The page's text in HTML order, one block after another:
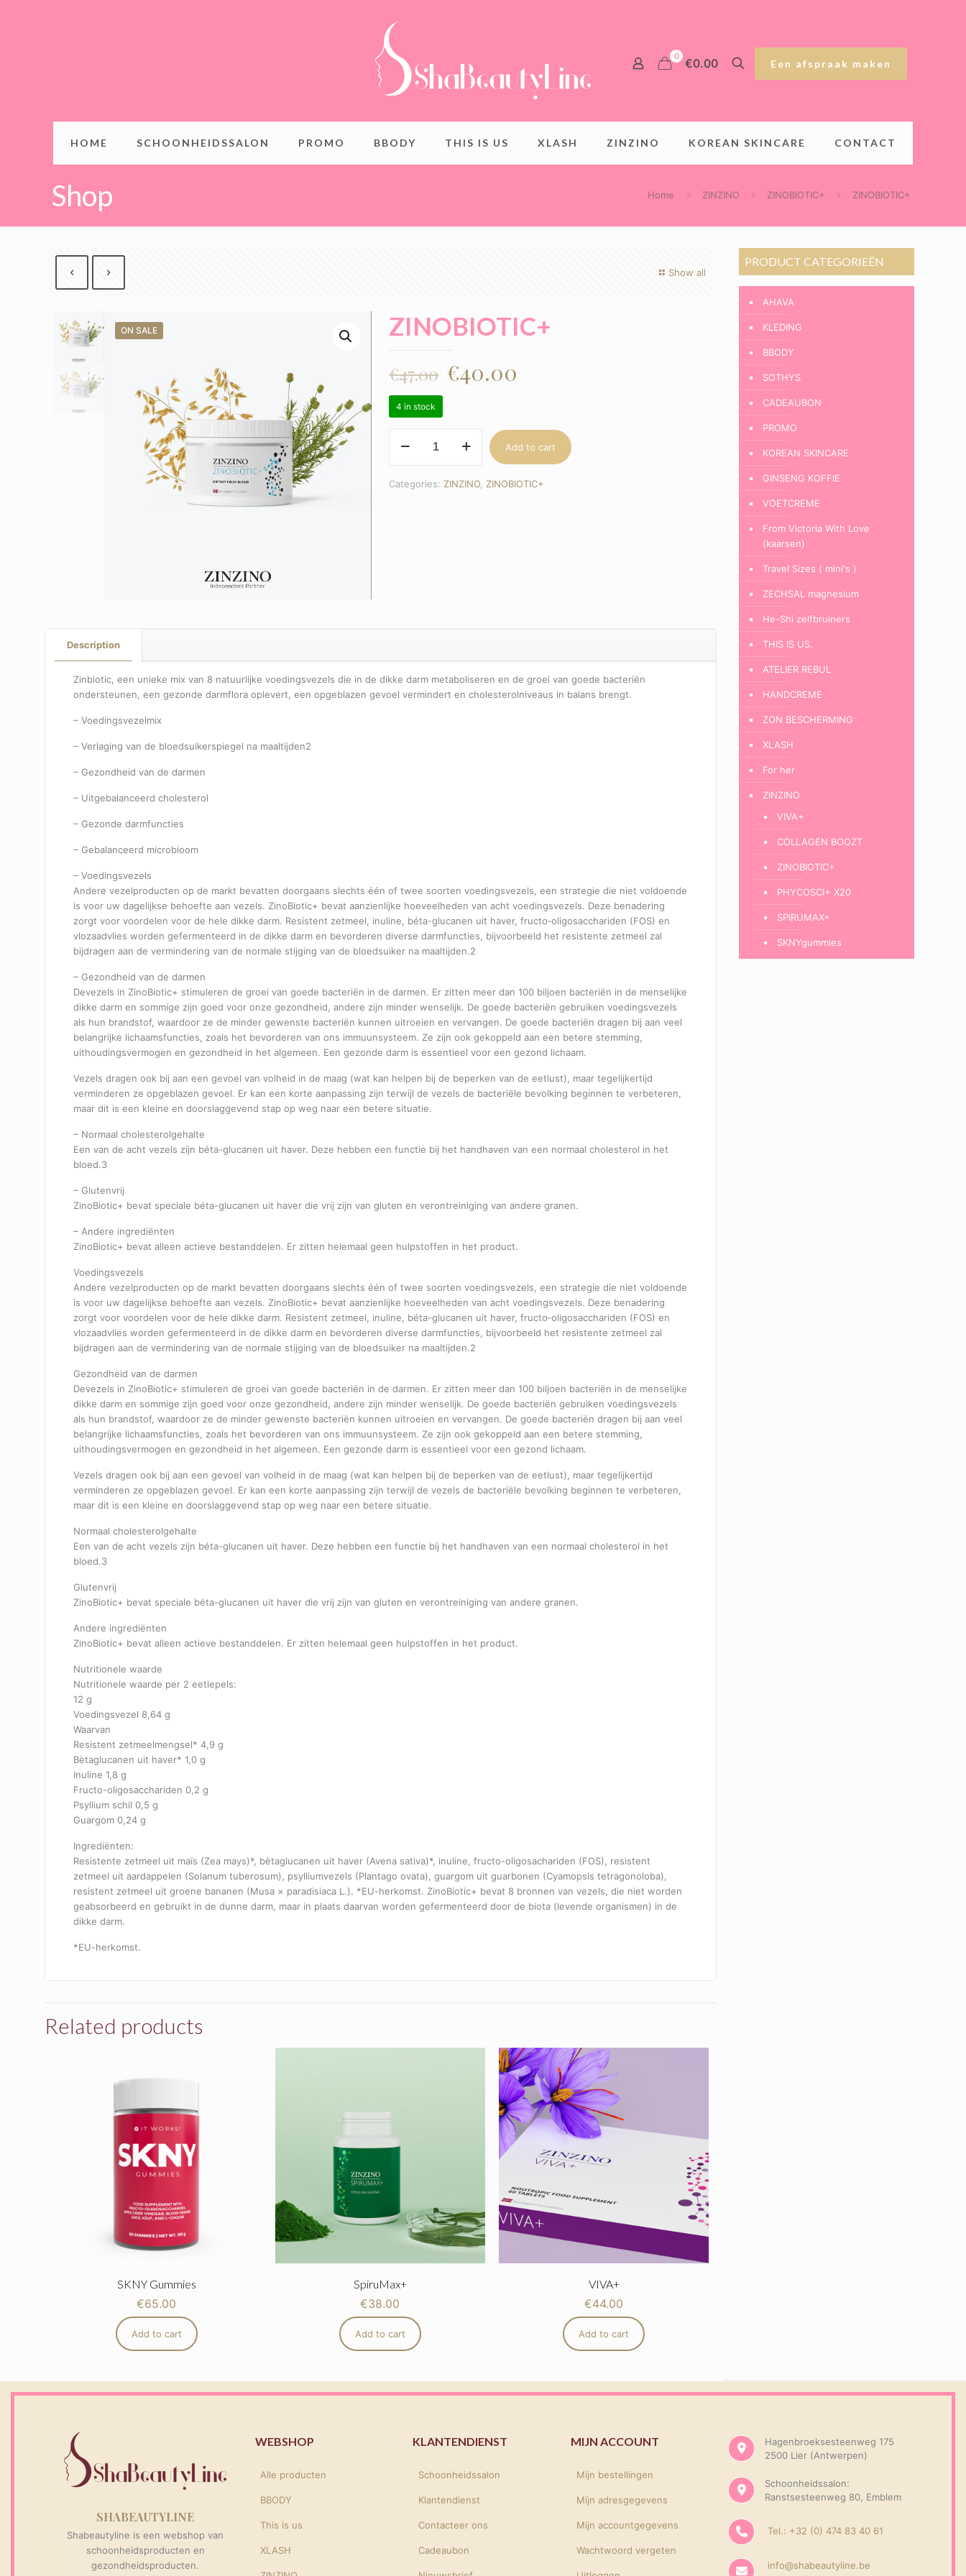
HOME SCHOONHEIDSSALON PROMO BBODY THIS IS US XLASH ZINZINO KOREAN SKINCARE CONTACT
0 €0.00 Een afspraak maken
Shop Home ZINZINO ZINOBIOTIC+ ZINOBIOTIC+
Show all
ON SALE ZINOBIOTIC+
€47.00 €40.00
4 in stock
quantity
Add to cart
Categories: ZINZINO ZINOBIOTIC+
Description
Zinbiotic, een unieke mix van 8 natuurlijke voedingsvezels die in de dikke darm metaboliseren en de groei van goede bacteriën
ondersteunen, een gezonde darmflora oplevert, een opgeblazen gevoel vermindert en cholesterolniveaus in balans brengt.
– Voedingsvezelmix
– Verlaging van de bloedsuikerspiegel na maaltijden2
– Gezondheid van de darmen
– Uitgebalanceerd cholesterol
– Gezonde darmfuncties
– Gebalanceerd microbioom
– Voedingsvezels
Andere vezelproducten op de markt bevatten doorgaans slechts één of twee soorten voedingsvezels, een strategie die niet voldoende
is voor uw dagelijkse behoefte aan vezels. ZinoBiotic+ bevat aanzienlijke hoeveelheden van acht voedingsvezels. Deze benadering
zorgt voor voordelen voor de hele dikke darm. Resistent zetmeel, inuline, béta-glucanen uit haver, fructo‑oligosacchariden (FOS) en
vlozaadvlies worden gefermenteerd in de dikke darm en bevorderen diverse darmfuncties, bijvoorbeeld het resistente zetmeel zal
bijdragen aan de vermindering van de normale stijging van de bloedsuiker na maaltijden.2
– Gezondheid van de darmen
Devezels in ZinoBiotic+ stimuleren de groei van goede bacteriën in de darmen. Er zitten meer dan 100 biljoen bacteriën in de menselijke
dikke darm en sommige zijn goed voor onze gezondheid, andere zijn minder wenselijk. De goede bacteriën gebruiken voedingsvezels
als hun brandstof, waardoor ze de minder gewenste bacteriën kunnen uitroeien en vervangen. De goede bacteriën dragen bij aan veel
belangrijke lichaamsfuncties, zoals het bevorderen van ons immuunsysteem. Ze zijn ook gekoppeld aan een betere stemming,
uithoudingsvermogen en gezondheid in het algemeen. Een gezonde darm is essentieel voor een gezond lichaam.
Vezels dragen ook bij aan een gevoel van volheid in de maag (wat kan helpen bij de beperken van de eetlust), maar tegelijkertijd
verminderen ze opgeblazen gevoel. Er kan een korte aanpassing zijn terwijl de vezels de bacteriële bevolking beginnen te verbeteren,
maar dit is een kleine en doorslaggevend stap op weg naar een betere situatie.
– Normaal cholesterolgehalte
Een van de acht vezels zijn béta-glucanen uit haver. Deze hebben een functie bij het handhaven van een normaal cholesterol in het
bloed.3
– Glutenvrij
ZinoBiotic+ bevat speciale béta-glucanen uit haver die vrij zijn van gluten en verontreiniging van andere granen.
– Andere ingrediënten
ZinoBiotic+ bevat alleen actieve bestanddelen. Er zitten helemaal geen hulpstoffen in het product.
Voedingsvezels
Andere vezelproducten op de markt bevatten doorgaans slechts één of twee soorten voedingsvezels, een strategie die niet voldoende
is voor uw dagelijkse behoefte aan vezels. ZinoBiotic+ bevat aanzienlijke hoeveelheden van acht voedingsvezels. Deze benadering
zorgt voor voordelen voor de hele dikke darm. Resistent zetmeel, inuline, béta-glucanen uit haver, fructo‑oligosacchariden (FOS) en
vlozaadvlies worden gefermenteerd in de dikke darm en bevorderen diverse darmfuncties, bijvoorbeeld het resistente zetmeel zal
bijdragen aan de vermindering van de normale stijging van de bloedsuiker na maaltijden.2
Gezondheid van de darmen
Devezels in ZinoBiotic+ stimuleren de groei van goede bacteriën in de darmen. Er zitten meer dan 100 biljoen bacteriën in de menselijke
dikke darm en sommige zijn goed voor onze gezondheid, andere zijn minder wenselijk. De goede bacteriën gebruiken voedingsvezels
als hun brandstof, waardoor ze de minder gewenste bacteriën kunnen uitroeien en vervangen. De goede bacteriën dragen bij aan veel
belangrijke lichaamsfuncties, zoals het bevorderen van ons immuunsysteem. Ze zijn ook gekoppeld aan een betere stemming,
uithoudingsvermogen en gezondheid in het algemeen. Een gezonde darm is essentieel voor een gezond lichaam.
Vezels dragen ook bij aan een gevoel van volheid in de maag (wat kan helpen bij de beperken van de eetlust), maar tegelijkertijd
verminderen ze opgeblazen gevoel. Er kan een korte aanpassing zijn terwijl de vezels de bacteriële bevolking beginnen te verbeteren,
maar dit is een kleine en doorslaggevend stap op weg naar een betere situatie.
Normaal cholesterolgehalte
Een van de acht vezels zijn béta-glucanen uit haver. Deze hebben een functie bij het handhaven van een normaal cholesterol in het
bloed.3
Glutenvrij
ZinoBiotic+ bevat speciale béta-glucanen uit haver die vrij zijn van gluten en verontreiniging van andere granen.
Andere ingrediënten
ZinoBiotic+ bevat alleen actieve bestanddelen. Er zitten helemaal geen hulpstoffen in het product.
Nutritionele waarde
Nutritionele waarde per 2 eetlepels:
12 g
Voedingsvezel 8,64 g
Waarvan
Resistent zetmeelmengsel* 4,9 g
Bètaglucanen uit haver* 1,0 g
Inuline 1,8 g
Fructo-oligosacchariden 0,2 g
Psyllium schil 0,5 g
Guargom 0,24 g
Ingrediënten:
Resistente zetmeel uit maïs (Zea mays)*, bètaglucanen uit haver (Avena sativa)*, inuline, fructo-oligosachariden (FOS), resistent
zetmeel uit aardappelen (Solanum tuberosum), psylliumvezels (Plantago ovata), guargom uit guarbonen (Cyamopsis tetragonoloba),
resistent zetmeel uit groene bananen (Musa × paradisiaca L.). *EU-herkomst. ZinoBiotic+ bevat 8 bronnen van vezels, die niet worden
geabsorbeerd en gebruikt in de dunne darm, maar in plaats daarvan worden gefermenteerd door de biota (levende organismen) in de
dikke darm.
*EU-herkomst.
Related products
SKNY Gummies
€65.00
Add to cart
SpiruMax+
€38.00
Add to cart
VIVA+
€44.00
Add to cart
PRODUCT CATEGORIEËN
AHAVA
KLEDING
BBODY
SOTHYS
CADEAUBON
PROMO
KOREAN SKINCARE
GINSENG KOFFIE
VOETCREME
From Victoria With Love
(kaarsen)
Travel Sizes ( mini's )
ZECHSAL magnesium
He-Shi zelfbruiners
THIS IS US.
ATELIER REBUL
HANDCREME
ZON BESCHERMING
XLASH
For her
ZINZINO
VIVA+
COLLAGEN BOOZT
ZINOBIOTIC+
PHYCOSCI+ X20
SPIRUMAX+
SKNYgummies
SHABEAUTYLINE
Shabeautyline is een webshop van
schoonheidsproducten en
gezondheidsproducten.
WEBSHOP
Alle producten
BBODY
This is us
XLASH
KLANTENDIENST
Schoonheidssalon
Klantendienst
Contacteer ons
Cadeaubon
MIJN ACCOUNT
Mijn bestellingen
Mijn adresgegevens
Mijn accountgegevens
Wachtwoord vergeten
Hagenbroeksesteenweg 175
2500 Lier (Antwerpen)
Schoonheidssalon:
Ranstsesteenweg 80, Emblem
Tel.: +32 (0) 474 83 40 61
info@shabeautyline.be